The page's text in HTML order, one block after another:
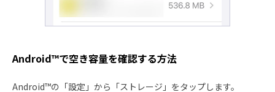
Android™で空き容量を確認する方法
Android™の「設定」から「ストレージ」をタップします。